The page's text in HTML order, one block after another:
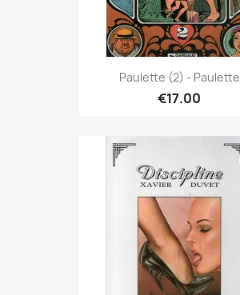
Paulette (2) - Paulette
€17.00